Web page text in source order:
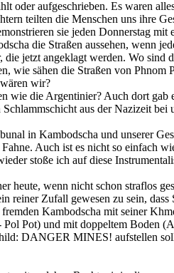
oder aufgeschrieben. Es waren
teilten die Menschen uns ihre
sie jeden Donnerstag
die Straßen aussehen, wenn
jetzt angeklagt werden. Wo
wie sähen die Straßen von
wir?
wie die Argentinier? Auch dort
aus der Nazizeit
in Kambodscha und unserer
Auch ist es nicht so
stoße ich auf diese
heute, wenn nicht schon straflos
reiner Zufall gewesen zu sein,
Kambodscha mit seiner
Pot) und mit doppeltem Boden
DANGER MINES! aufstellen